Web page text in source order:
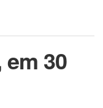
em 30